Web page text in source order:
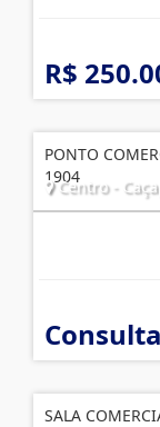
R$
PONTO
1904
Centro -
SALA